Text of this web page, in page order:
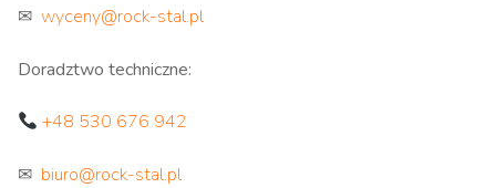
✉ wyceny@rock-stal.pl
Doradztwo techniczne:
+48 530 676 942
✉ biuro@rock-stal.pl